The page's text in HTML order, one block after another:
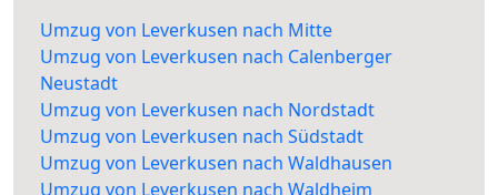
Umzug von Leverkusen nach Mitte
Umzug von Leverkusen nach Calenberger
Neustadt
Umzug von Leverkusen nach Nordstadt
Umzug von Leverkusen nach Südstadt
Umzug von Leverkusen nach Waldhausen
Umzug von Leverkusen nach Waldheim